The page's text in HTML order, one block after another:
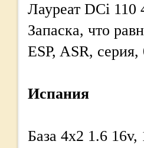
Лауреат DCi 110
Запаска, что
ESP, ASR, серия,
Испания
База 4x2 1.6 16v,